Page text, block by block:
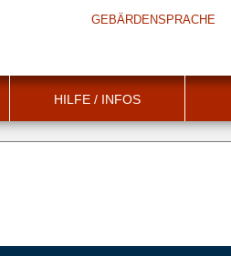
GEBÄRDENSPRACHE
HILFE / INFOS